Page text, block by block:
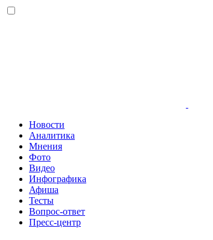
Новости
Аналитика
Мнения
Фото
Видео
Инфографика
Афиша
Тесты
Вопрос-ответ
Пресс-центр